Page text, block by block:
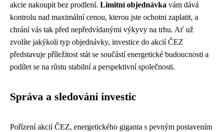
akcie nakoupit bez prodlení. Limitní objednávka vám dává
kontrolu nad maximální cenou, kterou jste ochotni zaplatit, a
chrání vás tak před nepředvídanými výkyvy na trhu. Ať už
zvolíte jakýkoli typ objednávky, investice do akcií ČEZ
představuje příležitost stát se součástí energetické budoucnosti a
podílet se na růstu stabilní a perspektivní společnosti.
Správa a sledování investic
Pořízení akcií ČEZ, energetického giganta s pevným postavením